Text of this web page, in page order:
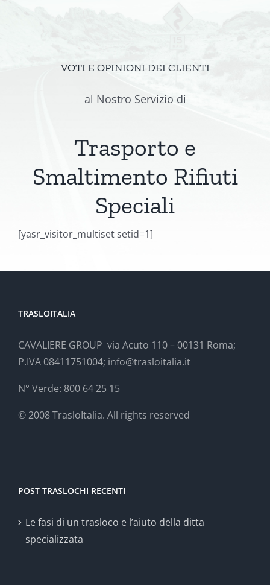
VOTI E OPINIONI DEI CLIENTI
al Nostro Servizio di
Trasporto e
Smaltimento Rifiuti
Speciali
[yasr_visitor_multiset setid=1]
TRASLOITALIA
CAVALIERE GROUP via Acuto 110 – 00131 Roma;
P.IVA 08411751004; info@trasloitalia.it
N° Verde: 800 64 25 15
© 2008 TrasloItalia. All rights reserved
POST TRASLOCHI RECENTI
Le fasi di un trasloco e l’aiuto della ditta
specializzata